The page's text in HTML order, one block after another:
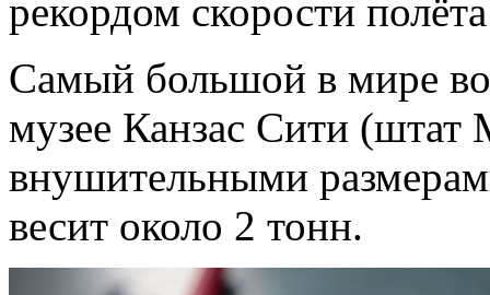
рекордом скорости
Самый большой в мире
музее Канзас Cити
внушительными
весит около 2 тонн.